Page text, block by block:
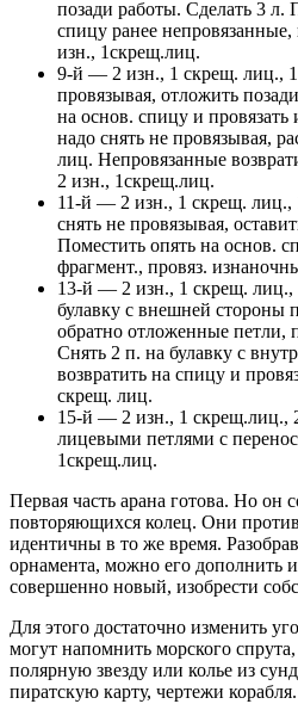
позади работы. Сделать 3 л.
спицу ранее
изн., 1скрещ.лиц.
9-й — 2 изн., 1 скрещ. лиц., 1
провязывая, отложить
на основ. спицу и
надо снять не провязывая,
лиц. Непровязанные
2 изн., 1скрещ.лиц.
11-й — 2 изн., 1 скрещ. лиц.,
снять не провязывая,
Поместить опять на основ.
фрагмент., провяз.
13-й — 2 изн., 1 скрещ. лиц.,
булавку с внешней стороны
обратно отложенные петли,
Снять 2 п. на булавку с
возвратить на спицу и
скрещ. лиц.
15-й — 2 изн., 1 скрещ.лиц.,
лицевыми петлями с
1скрещ.лиц.
Первая часть арана готова. Но он
повторяющихся колец. Они
идентичны в то же время.
орнамента, можно его дополнить
совершенно новый, изобрести
Для этого достаточно изменить
могут напомнить морского
полярную звезду или колье из
пиратскую карту, чертежи корабля.